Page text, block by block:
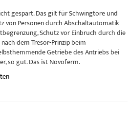
gespart. Das gilt für Schwingtore und
von Personen durch Abschaltautomatik
Schutz vor Einbruch durch die
dem Tresor-Prinzip beim
Getriebe des Antriebs bei
so gut. Das ist Novoferm.